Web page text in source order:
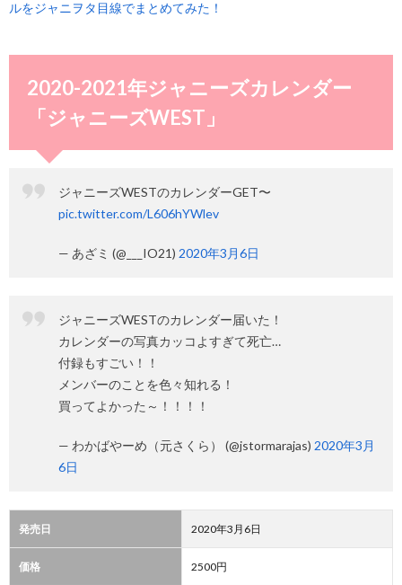
ルをジャニヲタ目線でまとめてみた！
2020-2021年ジャニーズカレンダー
「ジャニーズWEST」
ジャニーズWESTのカレンダーGET〜
pic.twitter.com/L606hYWlev
— あざミ (@___IO21) 2020年3月6日
ジャニーズWESTのカレンダー届いた！
カレンダーの写真カッコよすぎて死亡…
付録もすごい！！
メンバーのことを色々知れる！
買ってよかった～！！！！
— わかばやーめ（元さくら） (@jstormarajas) 2020年3月
6日
発売日 2020年3月6日
価格 2500円